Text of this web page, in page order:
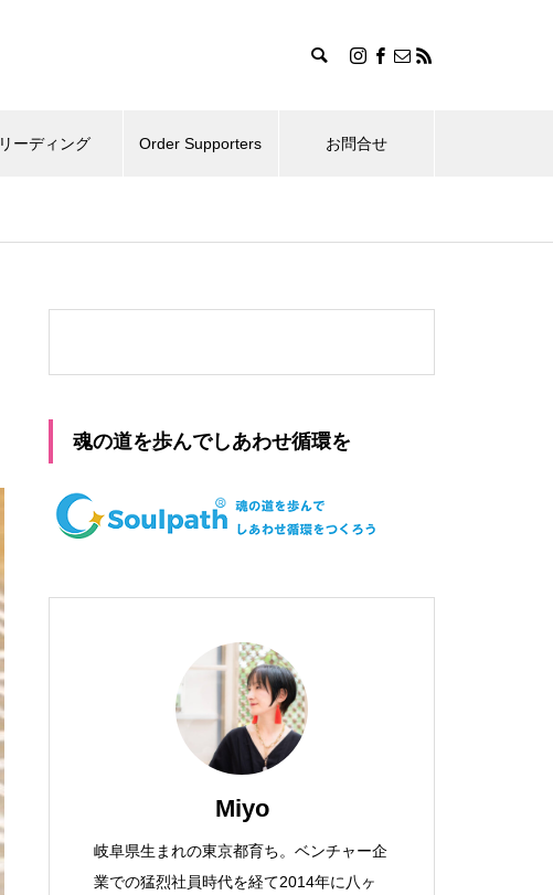
リーディング Order Supporters お問合せ
魂の道を歩んでしあわせ循環を
Miyo
岐阜県生まれの東京都育ち。ベンチャー企
業での猛烈社員時代を経て2014年に八ヶ